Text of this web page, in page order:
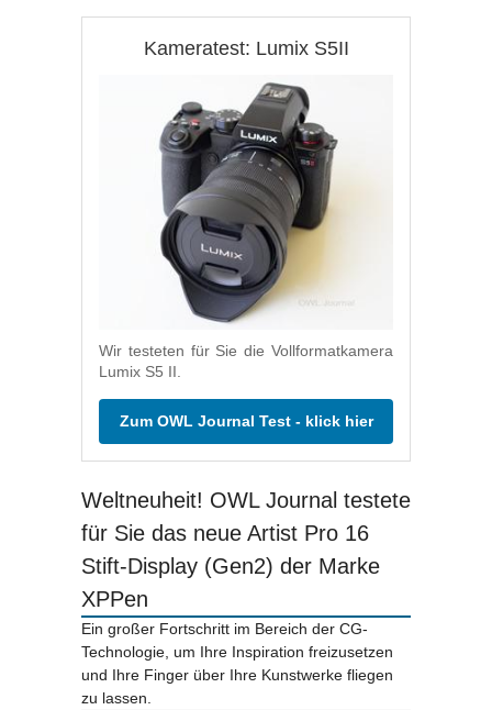
Kameratest: Lumix S5II
Wir testeten für Sie die Vollformatkamera
Lumix S5 II.
Zum OWL Journal Test - klick hier
Weltneuheit! OWL Journal testete
für Sie das neue Artist Pro 16
Stift-Display (Gen2) der Marke
XPPen
Ein großer Fortschritt im Bereich der CG-
Technologie, um Ihre Inspiration freizusetzen
und Ihre Finger über Ihre Kunstwerke fliegen
zu lassen.